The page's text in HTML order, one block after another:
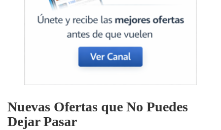
Nuevas Ofertas que No Puedes
Dejar Pasar